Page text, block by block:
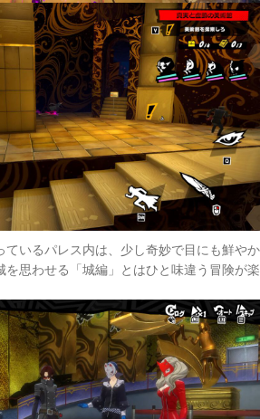
いるパレス内は、少し奇妙で目にも鮮やか
を思わせる「城編」とはひと味違う冒険が楽